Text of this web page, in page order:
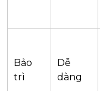
Bảo
trì
Dễ
dàng